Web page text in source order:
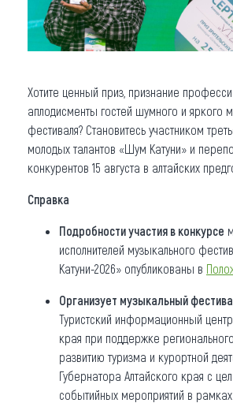
Хотите ценный приз, признание
аплодисменты гостей шумного и яркого
фестиваля? Становитесь участником
молодых талантов «Шум Катуни» и
конкурентов 15 августа в алтайских
Справка
Подробности участия в конкурсе
исполнителей музыкального
Катуни-2026» опубликованы в П
Организует музыкальный
Туристский информационный
края при поддержке
развитию туризма и курортной
Губернатора Алтайского края с
событийных мероприятий в рамках